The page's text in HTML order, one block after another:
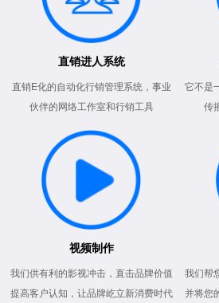
直销进人系统
直销E化的自动化行销管理系统，事业
伙伴的网络工作室和行销工具
它不是
传
视频制作
我们供有利的影视冲击，直击品牌价值
提高客户认知，让品牌屹立新消费时代
我们帮
并将您